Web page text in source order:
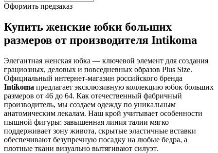
Оформить предзаказ
Купить женские юбки больших
размеров от производителя Intikoma
Элегантная женская юбка — ключевой элемент для создания
грациозных, деловых и повседневных образов Plus Size.
Официальный интернет-магазин российского бренда
Intikoma предлагает эксклюзивную коллекцию юбок больших
размеров от 46 до 64. Как отечественный фабричный
производитель, мы создаем одежду по уникальным
анатомическим лекалам. Наш крой учитывает особенности
пышной фигуры: завышенная линия талии мягко
поддерживает зону живота, скрытые эластичные вставки
обеспечивают безупречную посадку на любые бедра, а
плотные ткани визуально вытягивают силуэт.